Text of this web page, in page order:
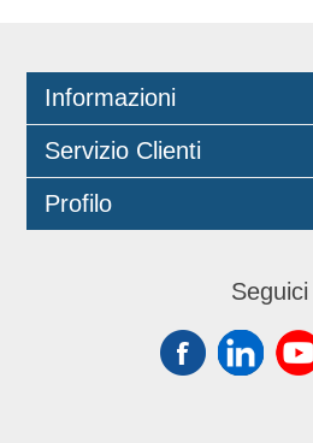
Informazioni
Servizio Clienti
Profilo
Seguici